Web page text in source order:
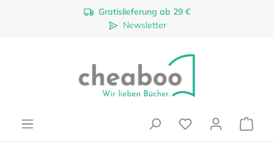
Zum Hauptinhalt springenGratislieferung ab 29 €
Newsletter